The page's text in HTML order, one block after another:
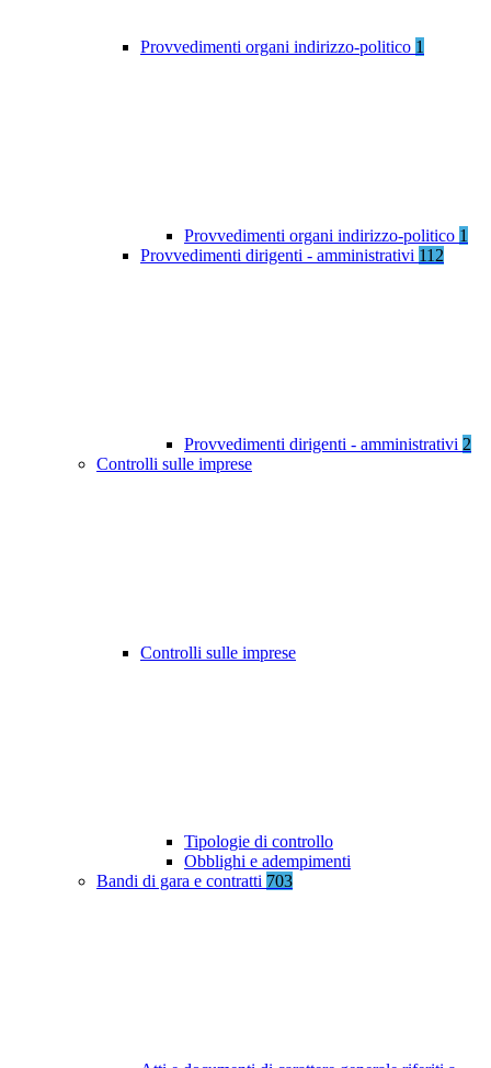
Provvedimenti organi indirizzo-politico 1
Provvedimenti organi indirizzo-politico 1
Provvedimenti dirigenti - amministrativi 112
Provvedimenti dirigenti - amministrativi 2
Controlli sulle imprese
Controlli sulle imprese
Tipologie di controllo
Obblighi e adempimenti
Bandi di gara e contratti 703